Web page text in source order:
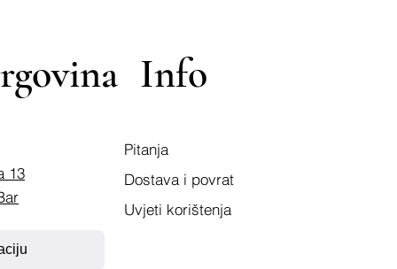
13
Info
Pitanja
Dostava i povrat
Uvjeti korištenja